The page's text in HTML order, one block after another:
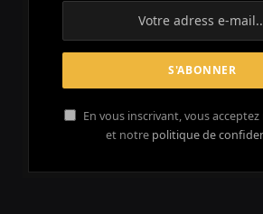
En vous inscrivant, vous
et notre politique de